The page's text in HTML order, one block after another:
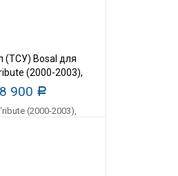
(ТСУ) Bosal для
(2000-2003),
прицепа 1500 кг
8 900 Р